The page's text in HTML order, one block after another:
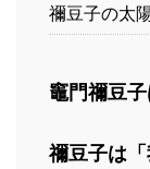
禰豆子の太
竈門禰豆
禰豆子は「